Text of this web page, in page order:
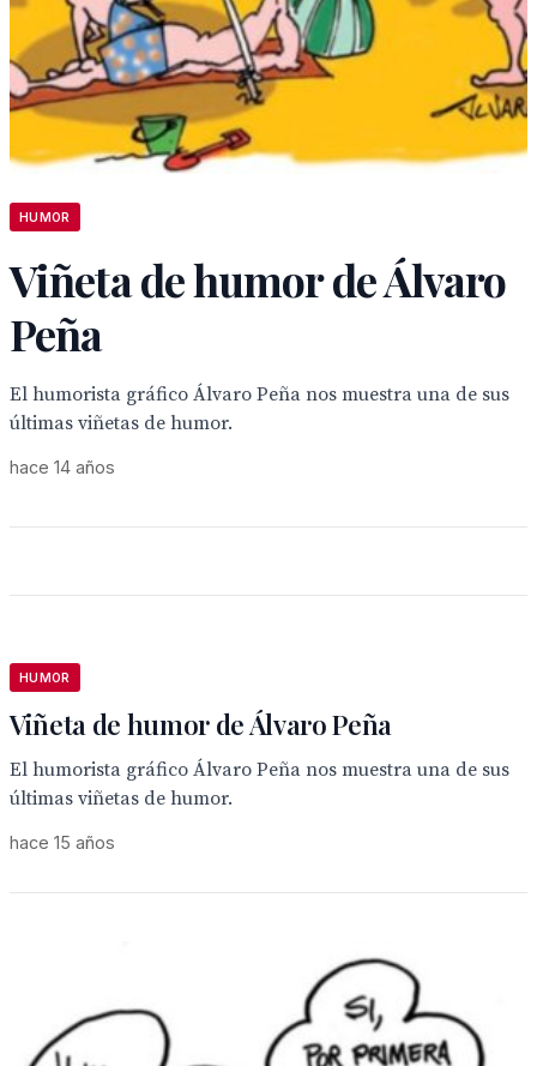
HUMOR
Viñeta de humor de Álvaro
Peña
El humorista gráfico Álvaro Peña nos muestra una de sus
últimas viñetas de humor.
hace 14 años
HUMOR
Viñeta de humor de Álvaro Peña
El humorista gráfico Álvaro Peña nos muestra una de sus
últimas viñetas de humor.
hace 15 años